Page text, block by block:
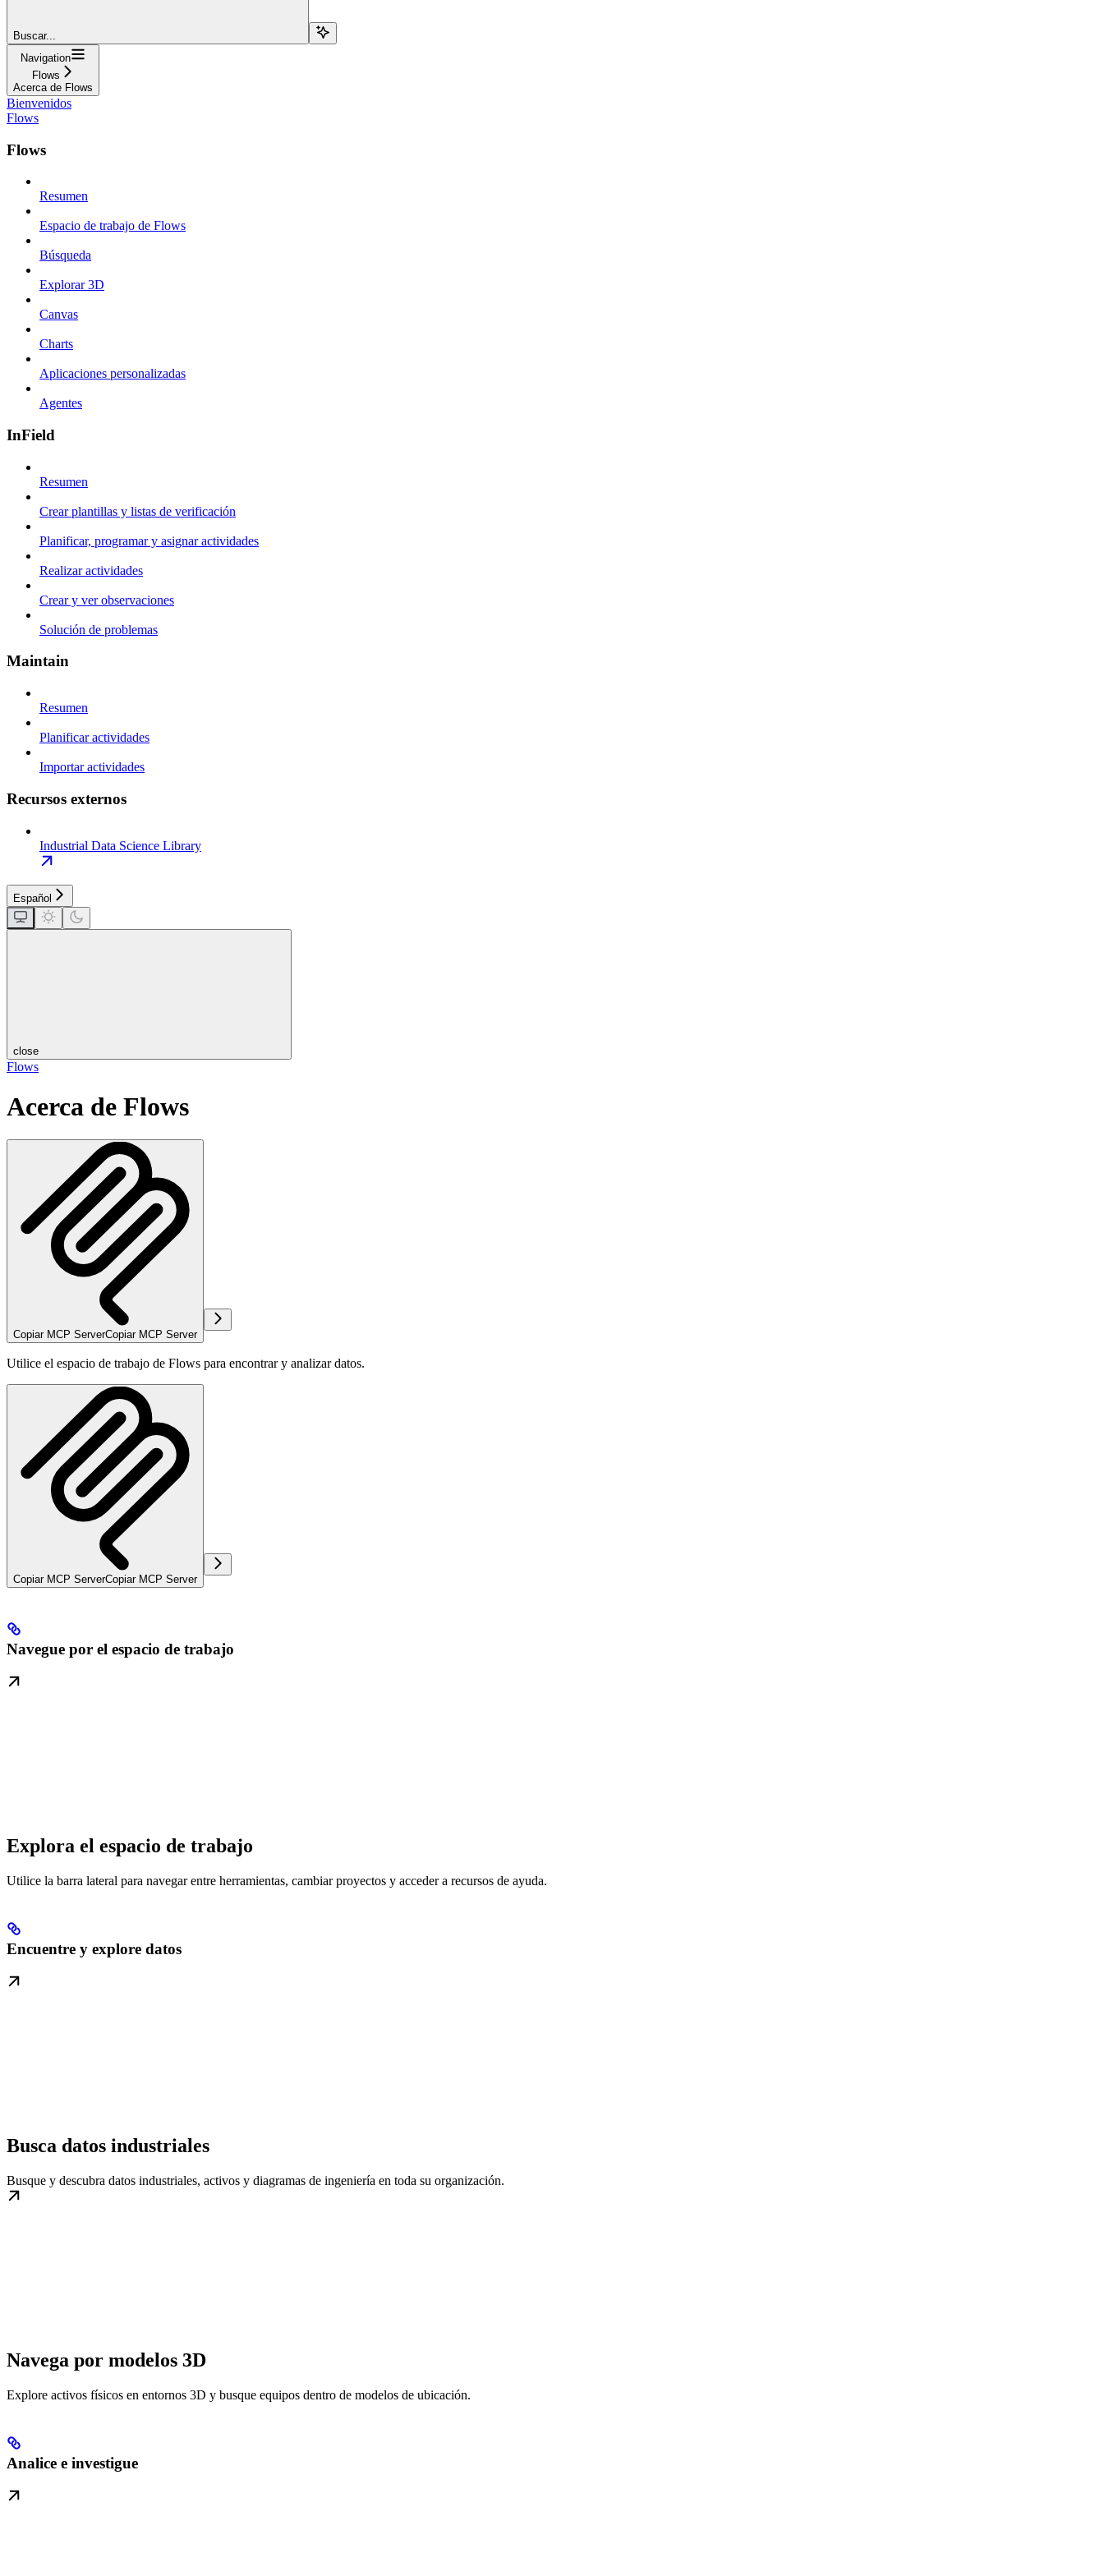
Buscar...
Navigation
Flows
Acerca de Flows
Bienvenidos
Flows
Flows
Resumen
Espacio de trabajo de Flows
Búsqueda
Explorar 3D
Canvas
Charts
Aplicaciones personalizadas
Agentes
InField
Resumen
Crear plantillas y listas de verificación
Planificar, programar y asignar actividades
Realizar actividades
Crear y ver observaciones
Solución de problemas
Maintain
Resumen
Planificar actividades
Importar actividades
Recursos externos
Industrial Data Science Library
Español
close
Flows
Acerca de Flows
Copiar MCP ServerCopiar MCP Server
Utilice el espacio de trabajo de Flows para encontrar y analizar datos.
Copiar MCP ServerCopiar MCP Server
Navegue por el espacio de trabajo
Explora el espacio de trabajo
Utilice la barra lateral para navegar entre herramientas, cambiar proyectos y acceder a recursos de ayuda.
Encuentre y explore datos
Busca datos industriales
Busque y descubra datos industriales, activos y diagramas de ingeniería en toda su organización.
Navega por modelos 3D
Explore activos físicos en entornos 3D y busque equipos dentro de modelos de ubicación.
Analice e investigue